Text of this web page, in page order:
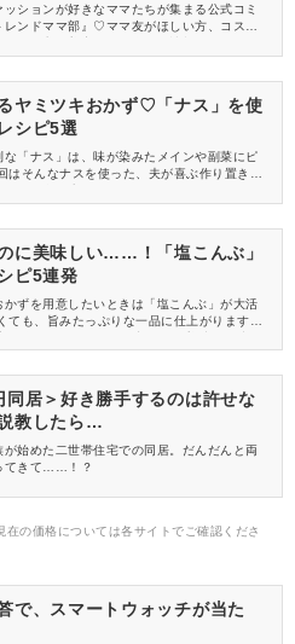
ションが好きなママたちが集まる公式コミ
ンドママ部』♡ママ友がほしい方、コスメサ
集しています！
ヤミツキおかず♡「ナス」を使
シピ5選
「ナス」は、味が染みたメインや副菜にピ
そんなナスを使った、夫が喜ぶ作り置きレ
の献立の参考にしてみて下さいね♪
に美味しい……！「塩こんぶ」
ピ5連発
ずを用意したいときは「塩こんぶ」が大活
ても、旨みたっぷりな一品に仕上がりますよ
同居＞好き勝手するのは許せな
教したら…
始めた二世帯住宅での同居。だんだんと両
てきて……！？
の価格については各サイトでご確認くださ
で、スマートウォッチが当た